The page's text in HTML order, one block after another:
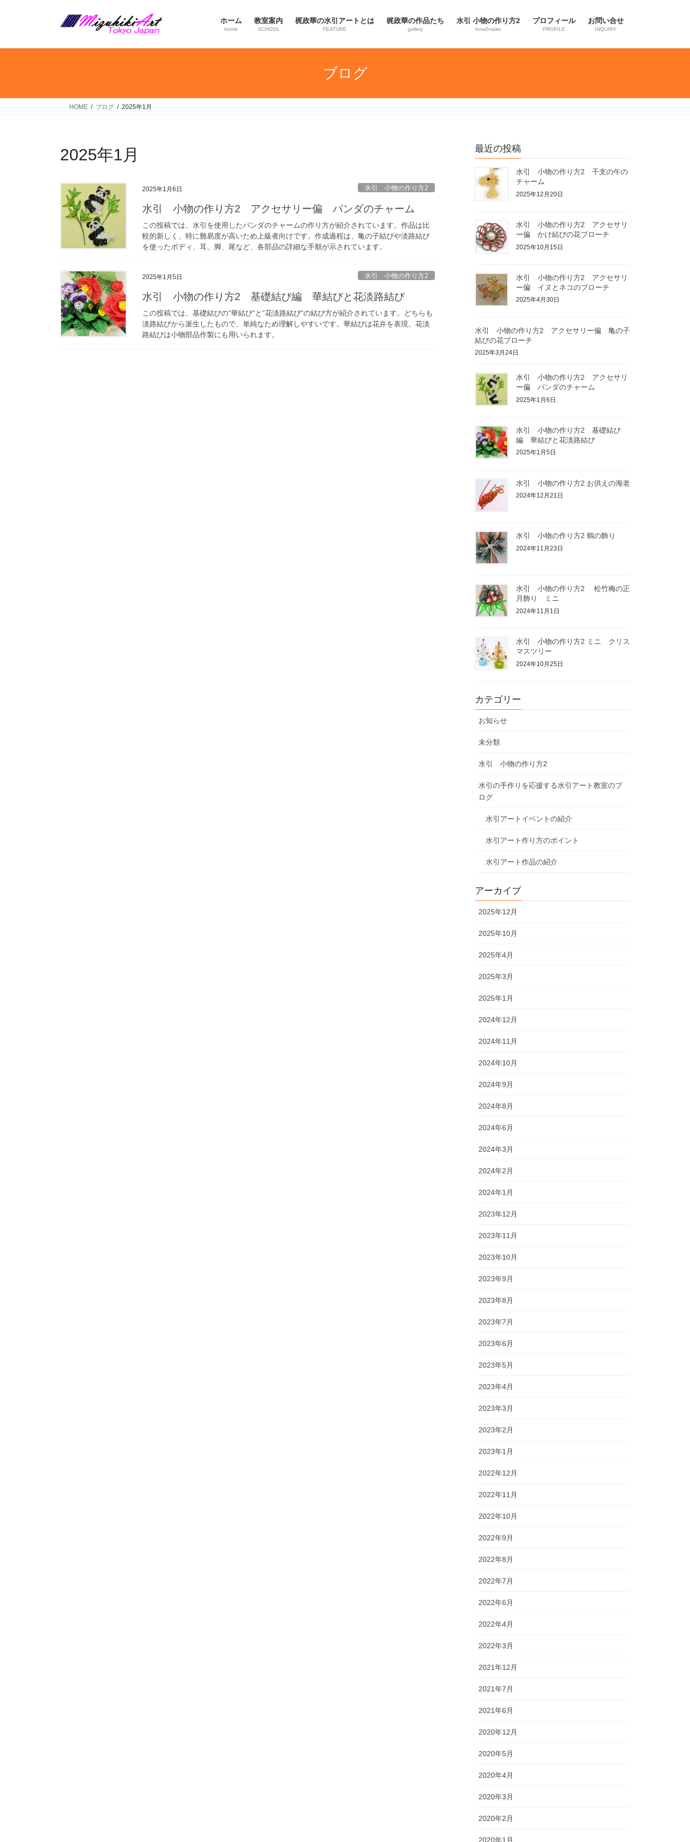
ホーム
home
教室案内
SCHOOL
梶政華の水引アートとは
FEATURE
梶政華の作品たち
gallery
水引 小物の作り方2
how2make
プロフィール
PROFILE
お問い合せ
INQUIRY
ブログ
HOME ブログ 2025年1月
2025年1月
2025年1月6日 水引 小物の作り方2
水引 小物の作り方2 アクセサリー偏 パンダのチャーム
この投稿では、水引を使用したパンダのチャームの作り方が紹介されています。作品は比
較的新しく、特に難易度が高いため上級者向けです。作成過程は、亀の子結びや淡路結び
を使ったボディ、耳、脚、尾など、各部品の詳細な手順が示されています。
2025年1月5日 水引 小物の作り方2
水引 小物の作り方2 基礎結び編 華結びと花淡路結び
この投稿では、基礎結びの“華結び“と“花淡路結び“の結び方が紹介されています。どちらも
淡路結びから派生したもので、単純なため理解しやすいです。華結びは花弁を表現、花淡
路結びは小物部品作製にも用いられます。
最近の投稿
水引 小物の作り方2 干支の午の
チャーム
2025年12月20日
水引 小物の作り方2 アクセサリ
ー偏 かけ結びの花ブローチ
2025年10月15日
水引 小物の作り方2 アクセサリ
ー偏 イヌとネコのブローチ
2025年4月30日
水引 小物の作り方2 アクセサリー偏 亀の子
結びの花ブローチ
2025年3月24日
水引 小物の作り方2 アクセサリ
ー偏 パンダのチャーム
2025年1月6日
水引 小物の作り方2 基礎結び
編 華結びと花淡路結び
2025年1月5日
水引 小物の作り方2 お供えの海老
2024年12月21日
水引 小物の作り方2 鶴の飾り
2024年11月23日
水引 小物の作り方2 松竹梅の正
月飾り ミニ
2024年11月1日
水引 小物の作り方2 ミニ クリス
マスツリー
2024年10月25日
カテゴリー
お知らせ
未分類
水引 小物の作り方2
水引の手作りを応援する水引アート教室のブ
ログ
水引アートイベントの紹介
水引アート作り方のポイント
水引アート作品の紹介
アーカイブ
2025年12月
2025年10月
2025年4月
2025年3月
2025年1月
2024年12月
2024年11月
2024年10月
2024年9月
2024年8月
2024年6月
2024年3月
2024年2月
2024年1月
2023年12月
2023年11月
2023年10月
2023年9月
2023年8月
2023年7月
2023年6月
2023年5月
2023年4月
2023年3月
2023年2月
2023年1月
2022年12月
2022年11月
2022年10月
2022年9月
2022年8月
2022年7月
2022年6月
2022年4月
2022年3月
2021年12月
2021年7月
2021年6月
2020年12月
2020年5月
2020年4月
2020年3月
2020年2月
2020年1月